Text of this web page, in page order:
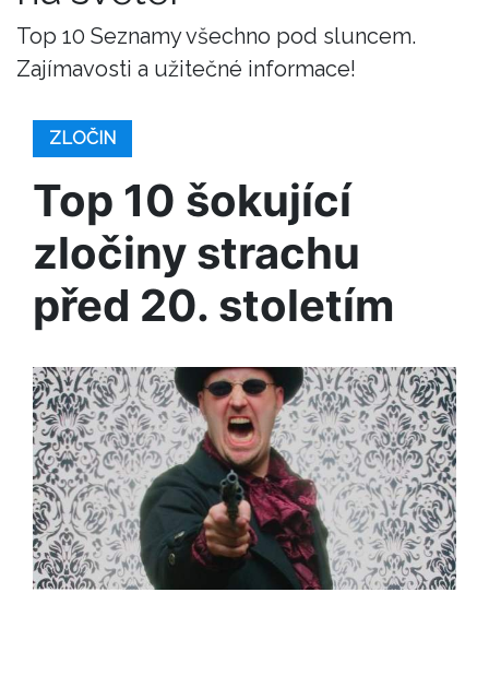
Top 10 Seznamy všechno pod sluncem.
Zajímavosti a užitečné informace!
ZLOČIN
Top 10 šokující
zločiny strachu
před 20. stoletím